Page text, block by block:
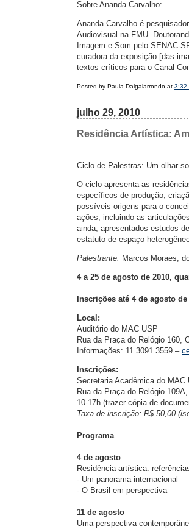
Sobre Ananda Carvalho:
Ananda Carvalho é
Audiovisual na FMU.
Imagem e Som pelo SENAC-
curadora da exposição [das
textos críticos para o Canal
Posted by Paula Dalgalarrondo at 3:32
julho 29, 2010
Residência Artística:
Ciclo de Palestras: Um olhar
O ciclo apresenta as
específicos de produção,
possíveis origens para o
ações, incluindo as
ainda, apresentados estudos
estatuto de espaço
Palestrante: Marcos Moraes,
4 a 25 de agosto de 2010,
Inscrições até 4 de agosto de
Local:
Auditório do MAC USP
Rua da Praça do Relógio 160,
Informações: 11 3091.3559 –
Inscrições:
Secretaria Acadêmica do MAC
Rua da Praça do Relógio
10-17h (trazer cópia de
Taxa de inscrição: R$ 50,00
Programa
4 de agosto
Residência artística:
- Um panorama internacional
- O Brasil em perspectiva
11 de agosto
Uma perspectiva